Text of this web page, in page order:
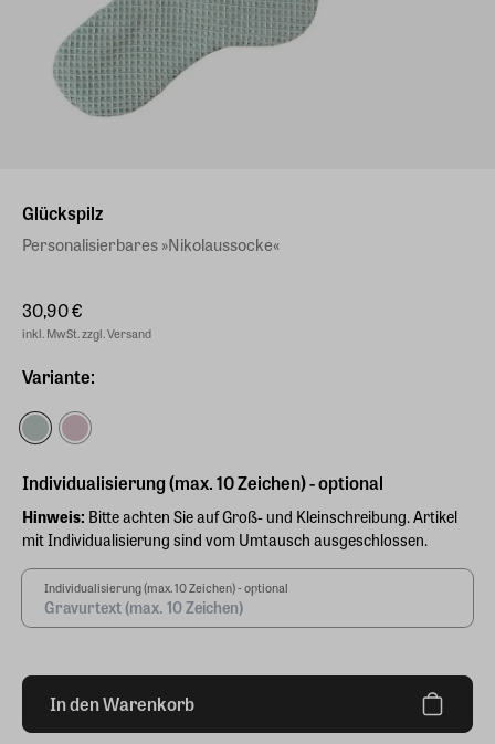
Glückspilz
Personalisierbares »Nikolaussocke«
30,90 €
inkl. MwSt. zzgl. Versand
Variante:
Individualisierung (max. 10 Zeichen) - optional
Hinweis: Bitte achten Sie auf Groß- und Kleinschreibung. Artikel
mit Individualisierung sind vom Umtausch ausgeschlossen.
Individualisierung (max. 10 Zeichen) - optional
In den Warenkorb